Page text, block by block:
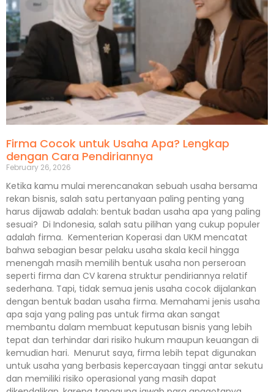
Firma Cocok untuk Usaha Apa? Lengkap
dengan Cara Pendiriannya
February 26, 2026
Ketika kamu mulai merencanakan sebuah usaha bersama
rekan bisnis, salah satu pertanyaan paling penting yang
harus dijawab adalah: bentuk badan usaha apa yang paling
sesuai? Di Indonesia, salah satu pilihan yang cukup populer
adalah firma. Kementerian Koperasi dan UKM mencatat
bahwa sebagian besar pelaku usaha skala kecil hingga
menengah masih memilih bentuk usaha non perseroan
seperti firma dan CV karena struktur pendiriannya relatif
sederhana. Tapi, tidak semua jenis usaha cocok dijalankan
dengan bentuk badan usaha firma. Memahami jenis usaha
apa saja yang paling pas untuk firma akan sangat
membantu dalam membuat keputusan bisnis yang lebih
tepat dan terhindar dari risiko hukum maupun keuangan di
kemudian hari. Menurut saya, firma lebih tepat digunakan
untuk usaha yang berbasis kepercayaan tinggi antar sekutu
dan memiliki risiko operasional yang masih dapat